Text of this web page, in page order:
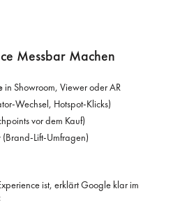
Messbar Machen
in Showroom, Viewer oder AR
Wechsel, Hotspot-Klicks)
vor dem Kauf)
(Brand-Lift-Umfragen)
ist, erklärt Google klar im